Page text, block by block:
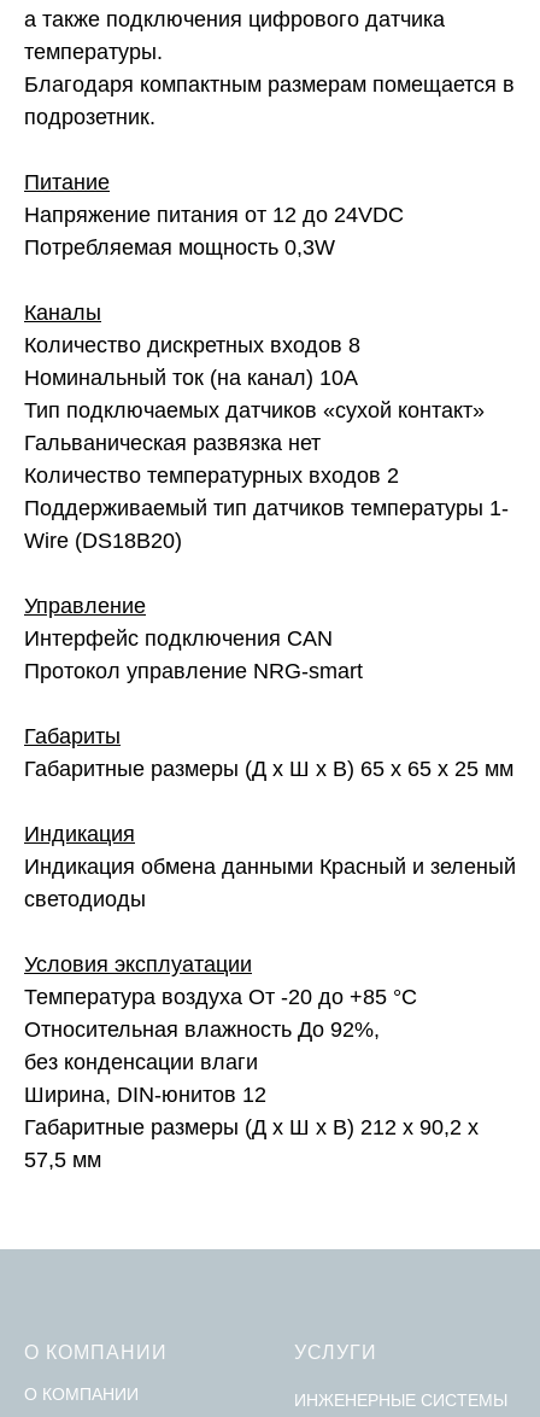
а также подключения цифрового датчика
температуры.
Благодаря компактным размерам помещается в
подрозетник.
Питание
Напряжение питания от 12 до 24VDC
Потребляемая мощность 0,3W
Каналы
Количество дискретных входов 8
Номинальный ток (на канал) 10А
Тип подключаемых датчиков «сухой контакт»
Гальваническая развязка нет
Количество температурных входов 2
Поддерживаемый тип датчиков температуры 1-
Wire (DS18B20)
Управление
Интерфейс подключения CAN
Протокол управление NRG-smart
Габариты
Габаритные размеры (Д x Ш х В) 65 x 65 x 25 мм
Индикация
Индикация обмена данными Красный и зеленый
светодиоды
Условия эксплуатации
Температура воздуха От -20 до +85 °С
Относительная влажность До 92%,
без конденсации влаги
Ширина, DIN-юнитов 12
Габаритные размеры (Д x Ш х В) 212 x 90,2 x
57,5 мм
О КОМПАНИИ
О КОМПАНИИ
УСЛУГИ
ИНЖЕНЕРНЫЕ СИСТЕМЫ